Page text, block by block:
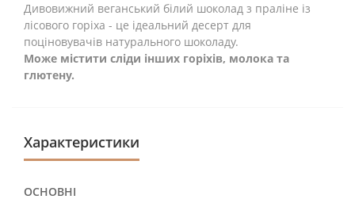
Дивовижний веганський білий шоколад з праліне із
лісового горіха - це ідеальний десерт для
поціновувачів натурального шоколаду.
Може містити сліди інших горіхів, молока та
глютену.
Характеристики
ОСНОВНІ